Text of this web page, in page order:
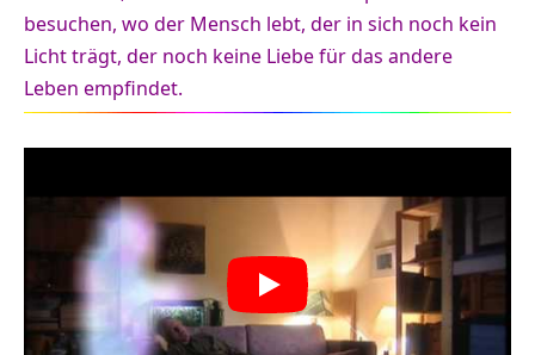
besuchen, wo der Mensch lebt, der in sich noch kein
Licht trägt, der noch keine Liebe für das andere
Leben empfindet.